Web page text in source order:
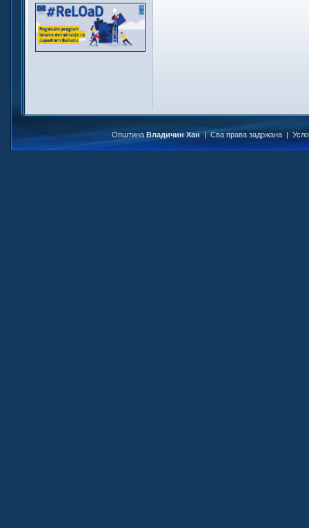
Општина Владичин Хан| Сва права задржана |